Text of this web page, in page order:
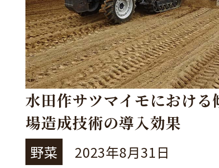
水田作サツマイモにおける
場造成技術の導入効果
野菜
2023年8月31日